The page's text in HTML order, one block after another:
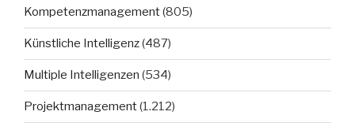
Kompetenzmanagement(805)
Künstliche Intelligenz(487)
Multiple Intelligenzen (534)
Projektmanagement(1.212)